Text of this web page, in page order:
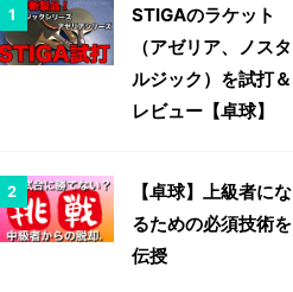
STIGAのラケット
（アゼリア、ノスタ
ルジック）を試打＆
レビュー【卓球】
【卓球】上級者にな
るための必須技術を
伝授